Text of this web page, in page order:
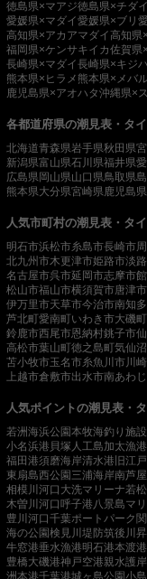
徳島県×マアジ徳島県×チダイ
愛媛県×マダイ愛媛県×ブリ
高知県×アカアマダイ高知県
福岡県×ケンサキイカ佐賀県
長崎県×マダイ長崎県×キジ
熊本県×ヒラメ 熊本県×メバ
鹿児島県×アオハタ沖縄県×
各都道府県の潮見表・タ
北海道青森県岩手県秋田県
新潟県富山県石川県福井県
広島県岡山県山口県鳥取県
熊本県大分県宮崎県鹿児島県
人気市町村の潮見表・タ
明石市浜松市糸島市長崎市
北九州市木更津市姫路市淡
名古屋市呉市延岡市志摩市
松山市福山市横須賀市唐津市
伊万里市天草市今治市南知
芦北町愛南町いわき市大磯町
鈴鹿市西尾市恩納村銚子市
高松市葉山町徳之島町気仙
苫小牧市玉名市糸魚川市川
上越市倉敷市出水市南あわ
人気ポイントの潮見表・
若洲海浜公園本牧海釣り施設
小名浜港 貝塚人工島加太漁港
福田港須磨海岸清水港 旧江
東扇島西公園 三浦海岸南芦
相模川河口 大洗マリーナ若松
木曽川河口呼子港八景島マ
豊川河口千葉ポートパーク
海の公園検見川堤防筑後川
牛窓港垂水漁港明石港本渡港
豊橋大磯港神戸空港親水護岸
洲本港千葉港城ヶ島公園小